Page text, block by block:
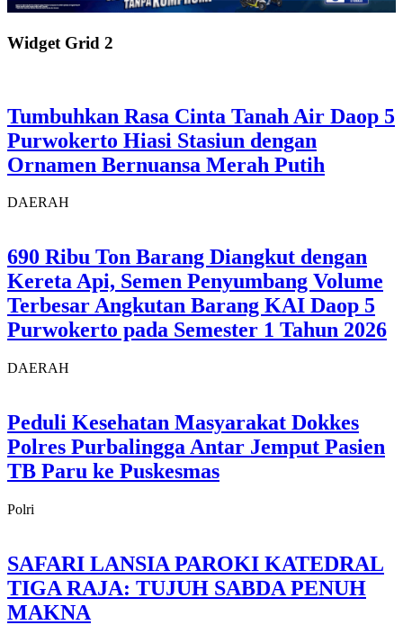
Widget Grid 2
Tumbuhkan Rasa Cinta Tanah Air Daop 5
Purwokerto Hiasi Stasiun dengan
Ornamen Bernuansa Merah Putih
DAERAH
690 Ribu Ton Barang Diangkut dengan
Kereta Api, Semen Penyumbang Volume
Terbesar Angkutan Barang KAI Daop 5
Purwokerto pada Semester 1 Tahun 2026
DAERAH
Peduli Kesehatan Masyarakat Dokkes
Polres Purbalingga Antar Jemput Pasien
TB Paru ke Puskesmas
Polri
SAFARI LANSIA PAROKI KATEDRAL
TIGA RAJA: TUJUH SABDA PENUH
MAKNA